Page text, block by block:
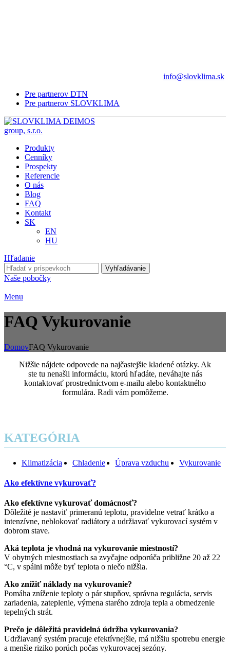
info@slovklima.sk
Pre partnerov DTN
Pre partnerov SLOVKLIMA
Produkty
Cenníky
Prospekty
Referencie
O nás
Blog
FAQ
Kontakt
SK
EN
HU
Hľadanie
Vyhľadávanie
Naše pobočky
Menu
FAQ Vykurovanie
DomovFAQ Vykurovanie
Nižšie nájdete odpovede na najčastejšie kladené otázky. Ak
ste tu nenašli informáciu, ktorú hľadáte, neváhajte nás
kontaktovať prostredníctvom e-mailu alebo kontaktného
formulára. Radi vám pomôžeme.
KATEGÓRIA
Klimatizácia Chladenie Úprava vzduchu Vykurovanie
Ako efektívne vykurovať?
Ako efektívne vykurovať domácnosť?
Dôležité je nastaviť primeranú teplotu, pravidelne vetrať krátko a
intenzívne, neblokovať radiátory a udržiavať vykurovací systém v
dobrom stave.
Aká teplota je vhodná na vykurovanie miestností?
V obytných miestnostiach sa zvyčajne odporúča približne 20 až 22
°C, v spálni môže byť teplota o niečo nižšia.
Ako znížiť náklady na vykurovanie?
Pomáha zníženie teploty o pár stupňov, správna regulácia, servis
zariadenia, zateplenie, výmena starého zdroja tepla a obmedzenie
tepelných strát.
Prečo je dôležitá pravidelná údržba vykurovania?
Udržiavaný systém pracuje efektívnejšie, má nižšiu spotrebu energie
a menšie riziko porúch počas vykurovacej sezóny.